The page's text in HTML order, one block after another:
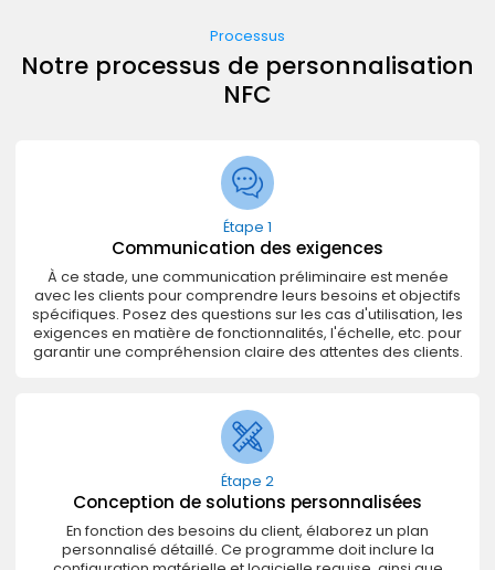
Processus
Notre processus de personnalisation
NFC
Étape 1
Communication des exigences
À ce stade, une communication préliminaire est menée
avec les clients pour comprendre leurs besoins et objectifs
spécifiques. Posez des questions sur les cas d'utilisation, les
exigences en matière de fonctionnalités, l'échelle, etc. pour
garantir une compréhension claire des attentes des clients.
Étape 2
Conception de solutions personnalisées
En fonction des besoins du client, élaborez un plan
personnalisé détaillé. Ce programme doit inclure la